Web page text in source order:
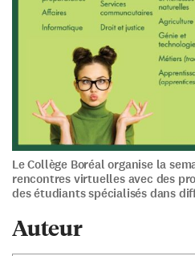
Le Collège Boréal organise la
rencontres virtuelles avec des
des étudiants spécialisés dans
Auteur